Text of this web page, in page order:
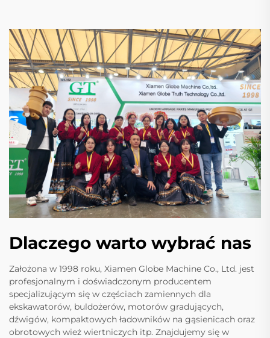
Dlaczego warto wybrać nas
Założona w 1998 roku, Xiamen Globe Machine Co., Ltd. jest
profesjonalnym i doświadczonym producentem
specjalizującym się w częściach zamiennych dla
ekskawatorów, buldożerów, motorów gradujących,
dźwigów, kompaktowych ładowników na gąsienicach oraz
obrotowych wież wiertniczych itp. Znajdujemy się w